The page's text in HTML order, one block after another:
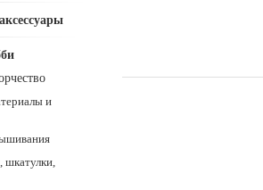
и
шкатулки,